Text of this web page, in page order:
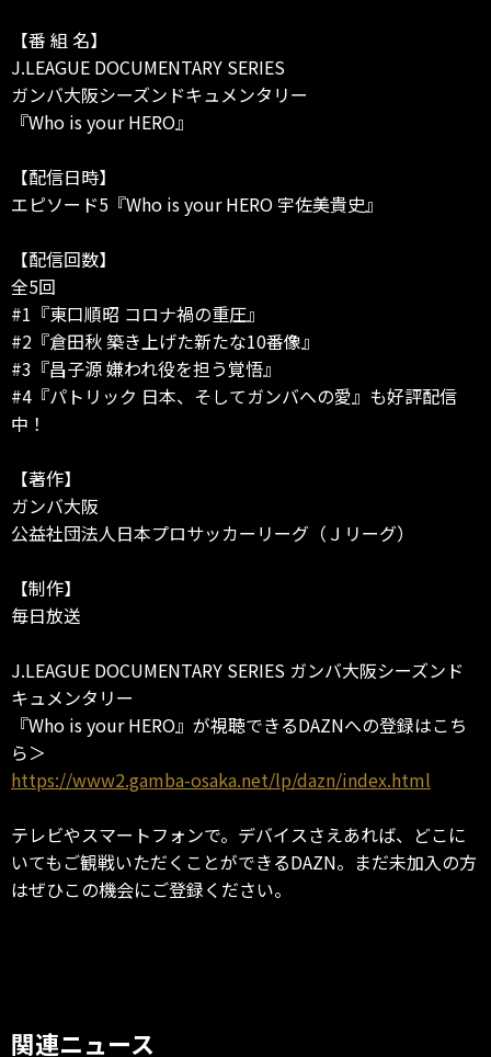
【番 組 名】
J.LEAGUE DOCUMENTARY SERIES
ガンバ大阪シーズンドキュメンタリー
『Who is your HERO』
【配信日時】
エピソード5『Who is your HERO 宇佐美貴史』
【配信回数】
全5回
#1『東口順昭 コロナ禍の重圧』
#2『倉田秋 築き上げた新たな10番像』
#3『昌子源 嫌われ役を担う覚悟』
#4『パトリック 日本、そしてガンバへの愛』も好評配信
中！
【著作】
ガンバ大阪
公益社団法人日本プロサッカーリーグ（Ｊリーグ）
【制作】
毎日放送
J.LEAGUE DOCUMENTARY SERIES ガンバ大阪シーズンド
キュメンタリー
『Who is your HERO』が視聴できるDAZNへの登録はこち
ら＞
https://www2.gamba-osaka.net/lp/dazn/index.html
テレビやスマートフォンで。デバイスさえあれば、どこに
いてもご観戦いただくことができるDAZN。まだ未加入の方
はぜひこの機会にご登録ください。
関連ニュース